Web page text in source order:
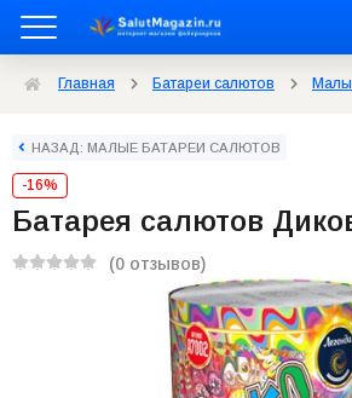
Главная Батареи салютов
НАЗАД: МАЛЫЕ БАТАРЕИ САЛЮТОВ
-16%
Батарея салютов
(0 отзывов)